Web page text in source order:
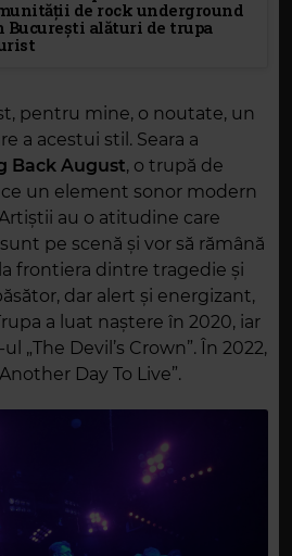
de rock underground
București alături de trupa
pentru mine, o noutate, un
a acestui stil. Seara a
Back August, o trupă de
un element sonor modern
au o atitudine care
pe scenă și vor să rămână
frontiera dintre tragedie și
dar alert și energizant,
a luat naștere în 2020, iar
„The Devil’s Crown”. În 2022,
Day To Live”.